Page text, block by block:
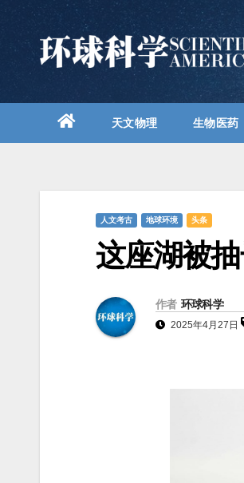
天文物理 生物医药
人文考古 地球环境 头条
这座湖被
作者 环球科学
2025年4月27日